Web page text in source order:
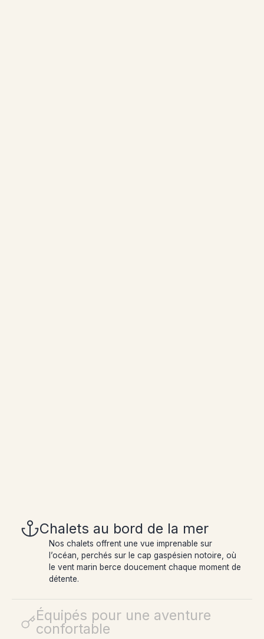
Chalets au bord de la mer
Nos chalets offrent une vue imprenable sur
l’océan, perchés sur le cap gaspésien notoire, où
le vent marin berce doucement chaque moment de
détente.
Équipés pour une aventure
confortable
mémorable. Profitez de l’aventure sans renoncer
au confort, avec des équipements haut de gamme
et une ambiance chaleureuse.